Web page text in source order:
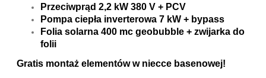
Przeciwprąd 2,2 kW 380 V + PCV
Pompa ciepła inverterowa 7 kW + bypass
Folia solarna 400 mc geobubble + zwijarka do
folii
Gratis montaż elementów w niecce basenowej!